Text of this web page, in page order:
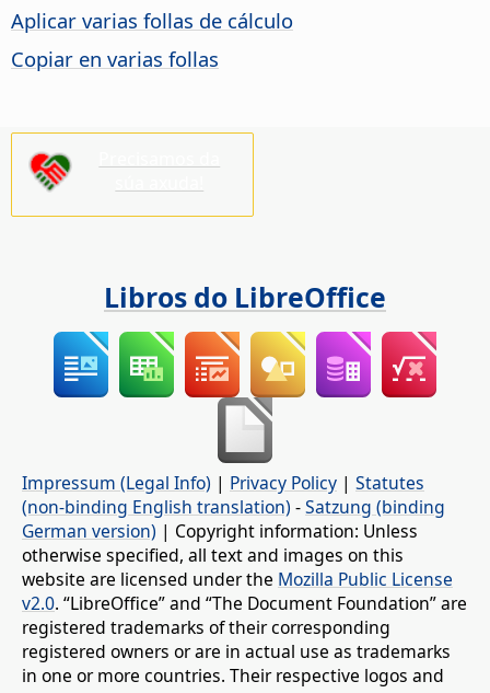
Aplicar varias follas de cálculo
Copiar en varias follas
Libros do LibreOffice
Impressum (Legal Info) | Privacy Policy | Statutes
(non-binding English translation) -Satzung (binding
German version) | Copyright information: Unless
otherwise specified, all text and images on this
website are licensed under the Mozilla Public License
v2.0. “LibreOffice” and “The Document Foundation” are
registered trademarks of their corresponding
registered owners or are in actual use as trademarks
in one or more countries. Their respective logos and